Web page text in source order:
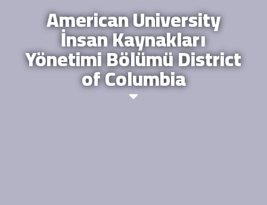
American University
İnsan Kaynakları
Yönetimi Bölümü District
of Columbia